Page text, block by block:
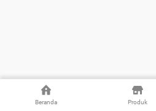
Beranda Produk